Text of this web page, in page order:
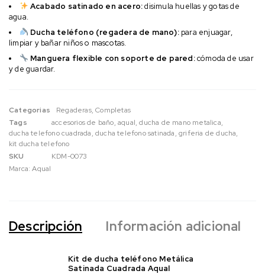
Acabado satinado en acero:disimula huellas y gotas de
agua.
Ducha teléfono (regadera de mano):para enjuagar,
limpiar y bañar niños o mascotas.
Manguera flexible con soporte de pared:cómoda de usar
y de guardar.
Categorias Regaderas,Completas
Tags
accesorios de baño,aqual,ducha de mano metalica,
ducha telefono cuadrada,ducha telefono satinada,griferia de ducha,
kit ducha telefono
SKU
KDM-0073
Marca:Aqual
Descripción Información adicional
Kit de ducha teléfono Metálica
Satinada Cuadrada Aqual